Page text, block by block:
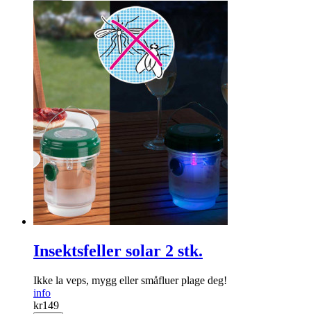
Insektsfeller solar 2 stk.
Ikke la veps, mygg eller småfluer plage deg!
info
kr149